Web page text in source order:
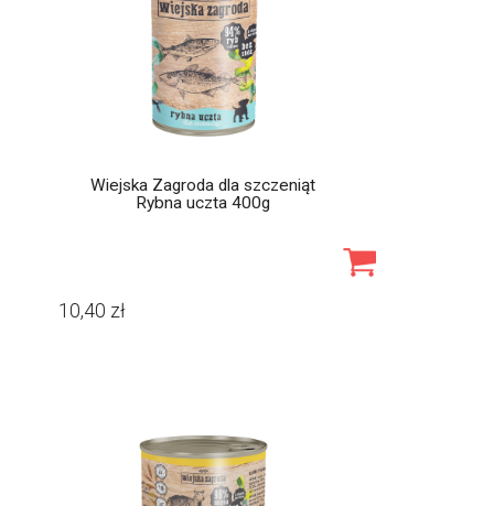
Wiejska Zagroda dla szczeniąt
Rybna uczta 400g
10,40 zł